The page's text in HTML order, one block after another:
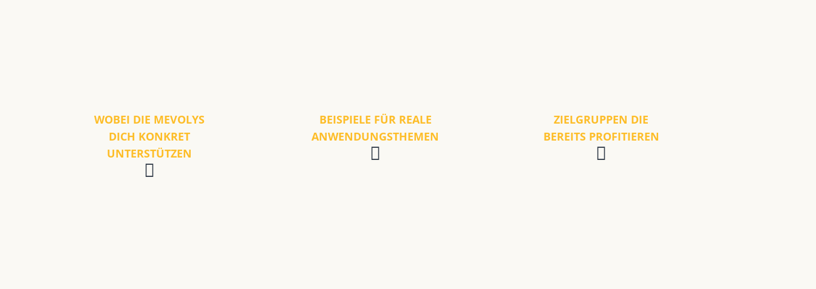
WOBEI DIE MEVOLYS
DICH KONKRET
UNTERSTÜTZEN
BEISPIELE FÜR REALE
ANWENDUNGSTHEMEN
ZIELGRUPPEN DIE
BEREITS PROFITIEREN